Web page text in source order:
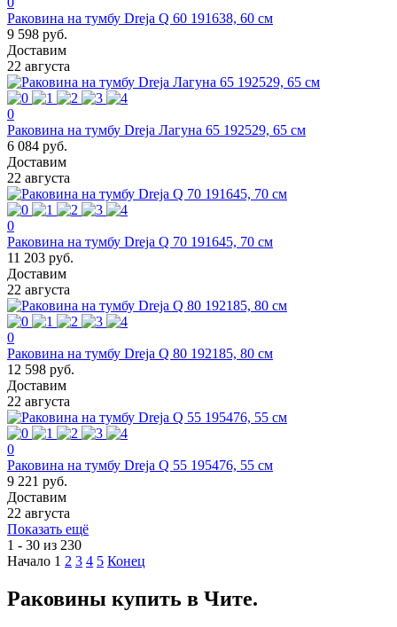
Раковина на тумбу Dreja Q 60 191638, 60 см
9 598 руб.
Доставим
22 августа
0
Раковина на тумбу Dreja Лагуна 65 192529, 65 см
6 084 руб.
Доставим
22 августа
0
Раковина на тумбу Dreja Q 70 191645, 70 см
11 203 руб.
Доставим
22 августа
0
Раковина на тумбу Dreja Q 80 192185, 80 см
12 598 руб.
Доставим
22 августа
0
Раковина на тумбу Dreja Q 55 195476, 55 см
9 221 руб.
Доставим
22 августа
Показать ещё
1 - 30 из 230
Начало 1 2 3 4 5 Конец
Раковины купить в Чите.